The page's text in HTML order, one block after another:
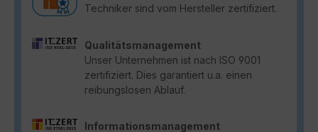
Techniker sind vom Hersteller zertifiziert.
Qualitätsmanagement
Unser Unternehmen ist nach ISO 9001
zertifiziert. Dies garantiert u.a. einen
reibungslosen Ablauf.
Informationsmanagement